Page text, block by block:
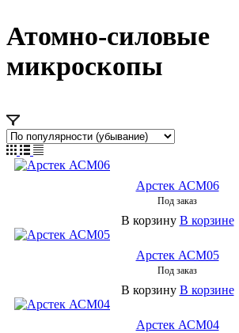
Атомно-силовые
микроскопы
Арстек АСМ06
Под заказ
В корзину В корзине
Арстек АСМ05
Под заказ
В корзину В корзине
Арстек АСМ04